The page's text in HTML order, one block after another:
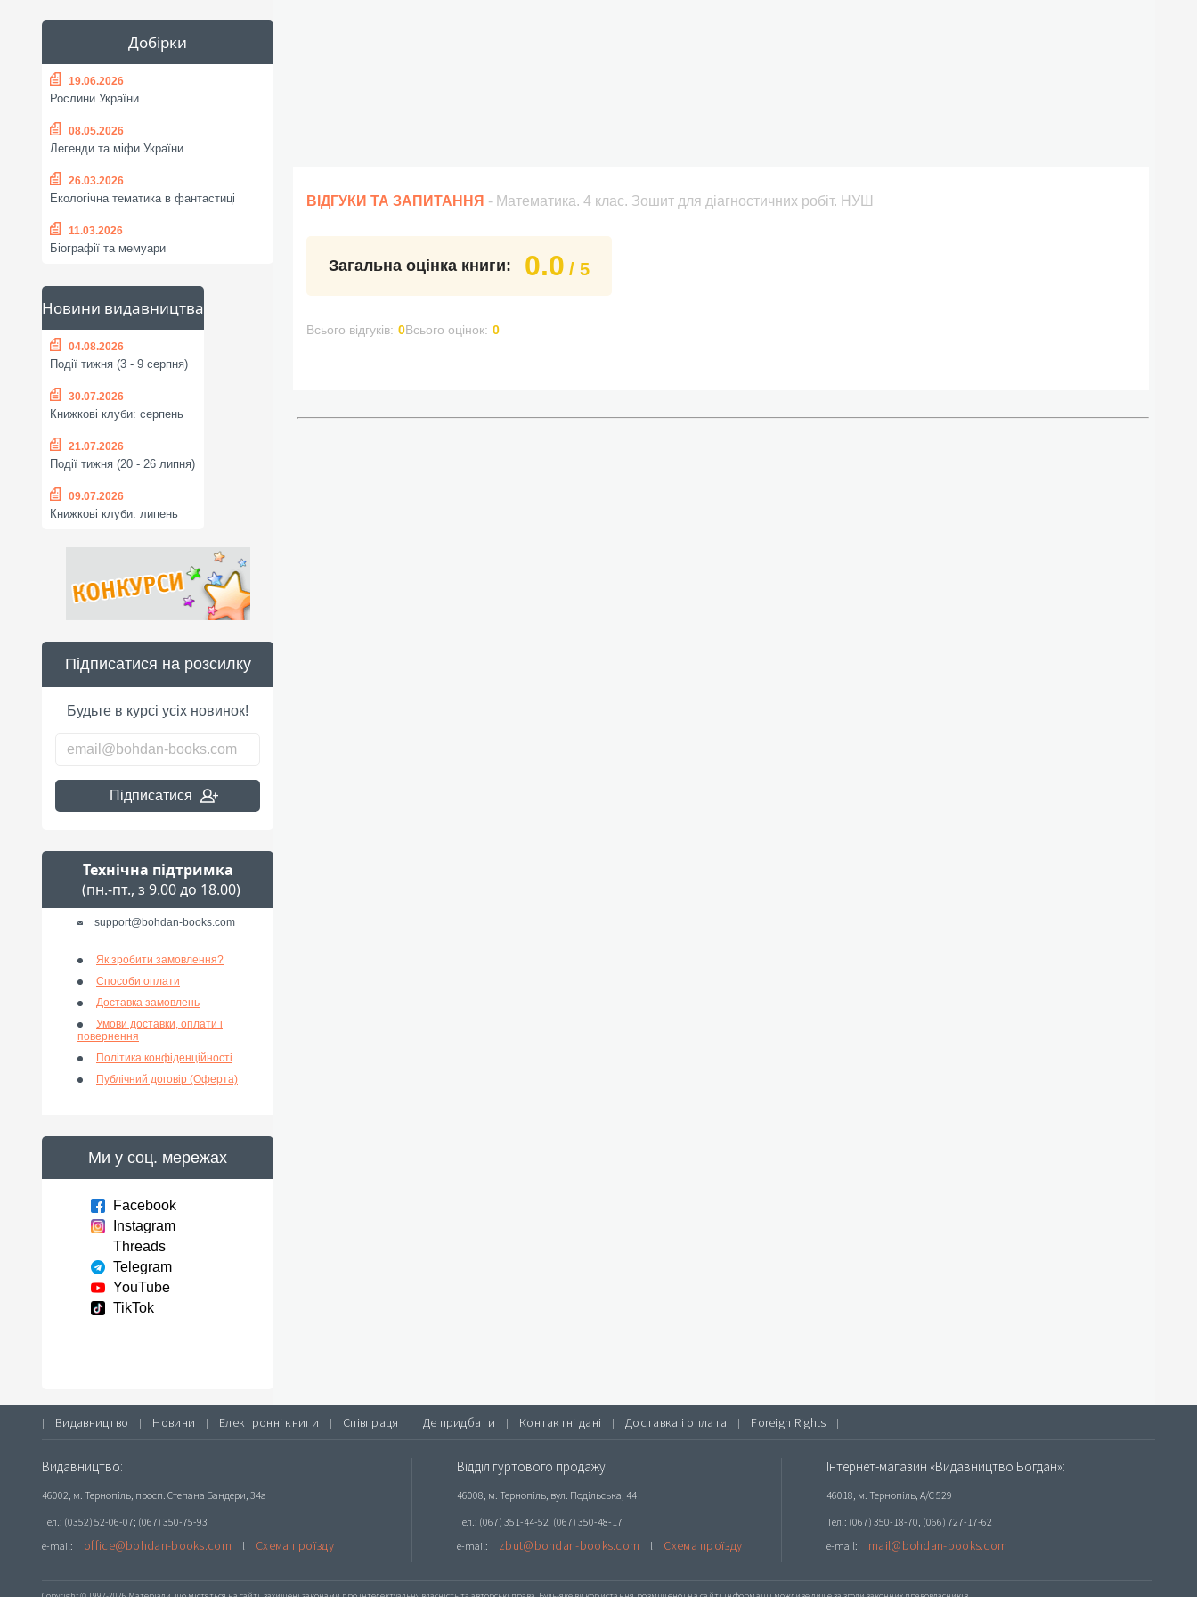
Добірки
19.06.2026
Рослини України
08.05.2026
Легенди та міфи України
26.03.2026
Екологічна тематика в фантастиці
11.03.2026
Біографії та мемуари
Новини видавництва
04.08.2026
Події тижня (3 - 9 серпня)
30.07.2026
Книжкові клуби: серпень
21.07.2026
Події тижня (20 - 26 липня)
09.07.2026
Книжкові клуби: липень
Підписатися на розсилку
Будьте в курсі усіх новинок!
Підписатися
Технічна підтримка
(пн.-пт., з 9.00 до 18.00)
support@bohdan-books.com
Як зробити замовлення?
Способи оплати
Доставка замовлень
Умови доставки, оплати і
повернення
Політика конфіденційності
Публічний договір (Оферта)
Ми у соц. мережах
Facebook
Instagram
Threads
Telegram
YouTube
TikTok
ВІДГУКИ ТА ЗАПИТАННЯ - Математика. 4 клас. Зошит для діагностичних робіт. НУШ
Загальна оцінка книги: 0.0 / 5
Всього відгуків: 0Всього оцінок: 0
| Видавництво | Новини | Електронні книги | Співпраця | Де придбати | Контактні дані | Доставка і оплата | Foreign Rights |
Видавництво:
46002, м. Тернопіль, просп. Степана Бандери, 34а
Тел.: (0352) 52-06-07; (067) 350-75-93
e-mail:
office@bohdan-books.com l Схема проїзду
Відділ гуртового продажу:
46008, м. Тернопіль, вул. Подільська, 44
Тел.: (067) 351-44-52, (067) 350-48-17
e-mail:
zbut@bohdan-books.com l Схема проїзду
Інтернет-магазин «Видавництво Богдан»:
46018, м. Тернопіль, А/С 529
Тел.: (067) 350-18-70, (066) 727-17-62
e-mail:
mail@bohdan-books.com